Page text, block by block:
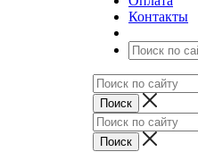
Контакты